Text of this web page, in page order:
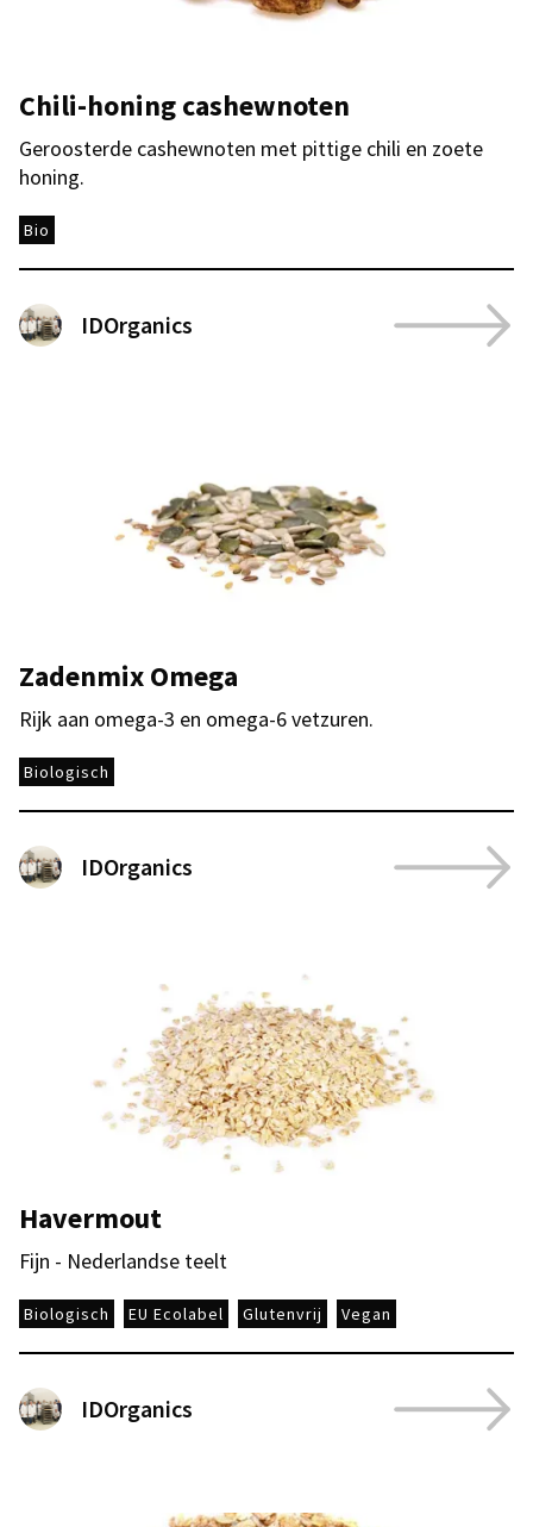
Chili-honing cashewnoten
Geroosterde cashewnoten met pittige chili en zoete
honing.
Bio
IDOrganics
Zadenmix Omega
Rijk aan omega-3 en omega-6 vetzuren.
Biologisch
IDOrganics
Havermout
Fijn - Nederlandse teelt
Biologisch EU Ecolabel Glutenvrij Vegan
IDOrganics